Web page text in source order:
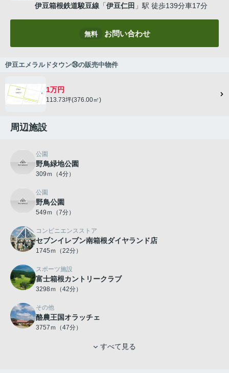
伊豆箱根鉄道駿豆線 「伊豆仁田 」駅 徒歩139分車17分
無料 お問い合わせ
伊豆エメラルドタウン㉔の販売中物件
1万円
113.73坪(376.00㎡)
周辺施設
公園
野鳥緑地公園
309ｍ（4分）
公園
野鳥公園
549ｍ（7分）
コンビニエンスストア
セブンイレブン南箱根ダイヤランド店
1745ｍ（22分）
スポーツ施設
富士箱根カントリークラブ
3298ｍ（42分）
その他
酪農王国オラッチェ
3757ｍ（47分）
すべて見る